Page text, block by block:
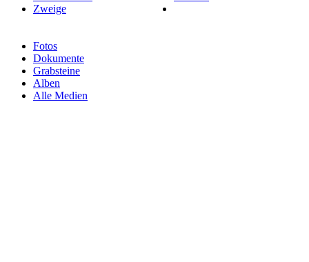
Fotos
Dokumente
Grabsteine
Alben
Alle Medien
Zweige